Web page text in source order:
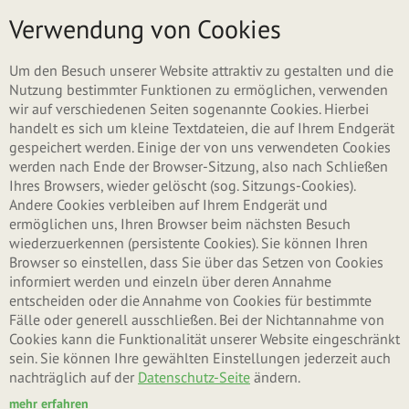
Menü
Verwendung von Cookies
Um den Besuch unserer Website attraktiv zu gestalten und die
Nutzung bestimmter Funktionen zu ermöglichen, verwenden
wir auf verschiedenen Seiten sogenannte Cookies. Hierbei
handelt es sich um kleine Textdateien, die auf Ihrem Endgerät
gespeichert werden. Einige der von uns verwendeten Cookies
werden nach Ende der Browser-Sitzung, also nach Schließen
Ihres Browsers, wieder gelöscht (sog. Sitzungs-Cookies).
Andere Cookies verbleiben auf Ihrem Endgerät und
ermöglichen uns, Ihren Browser beim nächsten Besuch
wiederzuerkennen (persistente Cookies). Sie können Ihren
Browser so einstellen, dass Sie über das Setzen von Cookies
informiert werden und einzeln über deren Annahme
entscheiden oder die Annahme von Cookies für bestimmte
Fälle oder generell ausschließen. Bei der Nichtannahme von
Cookies kann die Funktionalität unserer Website eingeschränkt
sein. Sie können Ihre gewählten Einstellungen jederzeit auch
nachträglich auf der Datenschutz-Seite ändern.
mehr erfahren